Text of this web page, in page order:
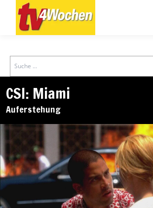
Search
CSI: Miami
Auferstehung